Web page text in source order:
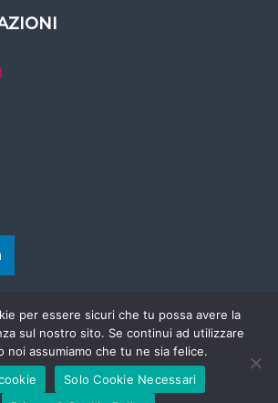
AbruzzoTutti i diritti riservati. Tema:
per essere sicuri che tu possa avere la
sul nostro sito. Se continui ad utilizzare
noi assumiamo che tu ne sia felice.
Solo Cookie Necessari